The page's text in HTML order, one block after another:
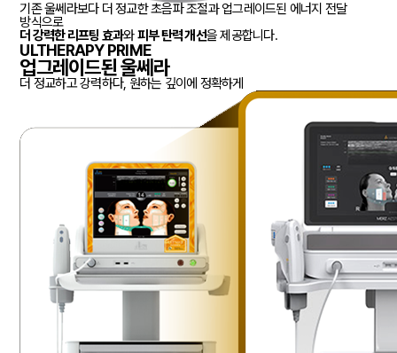
기존 울쎄라보다 더 정교한 초음파 조절과 업그레이드된 에너지 전달
방식으로
더 강력한 리프팅 효과와피부 탄력 개선을 제공합니다.
ULTHERAPY PRIME
업그레이드된 울쎄라
더 정교하고 강력하다, 원하는 깊이에 정확하게